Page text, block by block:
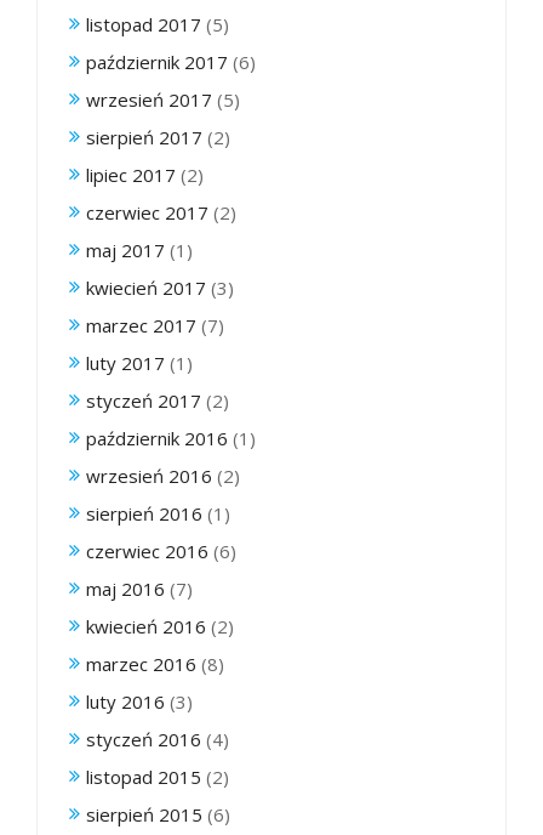
listopad 2017 (5)
październik 2017 (6)
wrzesień 2017 (5)
sierpień 2017 (2)
lipiec 2017 (2)
czerwiec 2017 (2)
maj 2017 (1)
kwiecień 2017 (3)
marzec 2017 (7)
luty 2017 (1)
styczeń 2017 (2)
październik 2016 (1)
wrzesień 2016 (2)
sierpień 2016 (1)
czerwiec 2016 (6)
maj 2016 (7)
kwiecień 2016 (2)
marzec 2016 (8)
luty 2016 (3)
styczeń 2016 (4)
listopad 2015 (2)
sierpień 2015 (6)